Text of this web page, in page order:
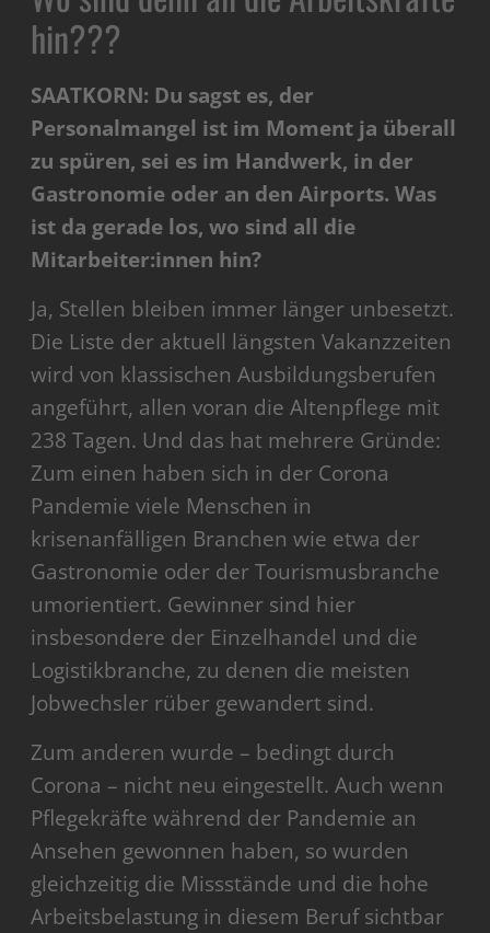
hin???
SAATKORN: Du sagst es, der
Personalmangel ist im Moment ja überall
zu spüren, sei es im Handwerk, in der
Gastronomie oder an den Airports. Was
ist da gerade los, wo sind all die
Mitarbeiter:innen hin?
Ja, Stellen bleiben immer länger unbesetzt.
Die Liste der aktuell längsten Vakanzzeiten
wird von klassischen Ausbildungsberufen
angeführt, allen voran die Altenpflege mit
238 Tagen. Und das hat mehrere Gründe:
Zum einen haben sich in der Corona
Pandemie viele Menschen in
krisenanfälligen Branchen wie etwa der
Gastronomie oder der Tourismusbranche
umorientiert. Gewinner sind hier
insbesondere der Einzelhandel und die
Logistikbranche, zu denen die meisten
Jobwechsler rüber gewandert sind.
Zum anderen wurde – bedingt durch
Corona – nicht neu eingestellt.Auch wenn
Pflegekräfte während der Pandemie an
Ansehen gewonnen haben, so wurden
gleichzeitig die Missstände und die hohe
Arbeitsbelastung in diesem Beruf sichtbar